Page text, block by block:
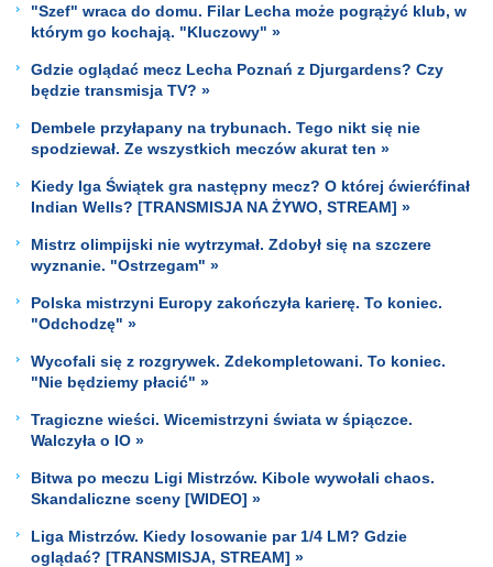
"Szef" wraca do domu. Filar Lecha może pogrążyć klub, w
którym go kochają. "Kluczowy" »
Gdzie oglądać mecz Lecha Poznań z Djurgardens? Czy
będzie transmisja TV? »
Dembele przyłapany na trybunach. Tego nikt się nie
spodziewał. Ze wszystkich meczów akurat ten »
Kiedy Iga Świątek gra następny mecz? O której ćwierćfinał
Indian Wells? [TRANSMISJA NA ŻYWO, STREAM] »
Mistrz olimpijski nie wytrzymał. Zdobył się na szczere
wyznanie. "Ostrzegam" »
Polska mistrzyni Europy zakończyła karierę. To koniec.
"Odchodzę" »
Wycofali się z rozgrywek. Zdekompletowani. To koniec.
"Nie będziemy płacić" »
Tragiczne wieści. Wicemistrzyni świata w śpiączce.
Walczyła o IO »
Bitwa po meczu Ligi Mistrzów. Kibole wywołali chaos.
Skandaliczne sceny [WIDEO] »
Liga Mistrzów. Kiedy losowanie par 1/4 LM? Gdzie
oglądać? [TRANSMISJA, STREAM] »